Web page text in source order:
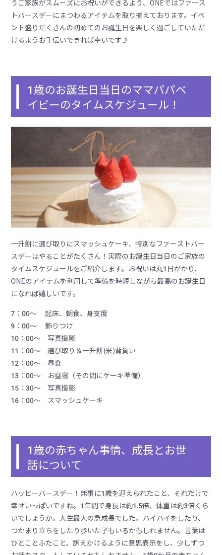
うご家族がスムーズにお祝いができるよう、ONEではファース
トバースデーにまつわるアイテムを取り揃えております。イベ
ント盛りだくさんの初めてのお誕生日を楽しく過ごしていただ
けるようお手伝いできれば幸いです♪
1歳のお誕生日当日のママパパベ
イビーのタイムスケジュール！
一升餅に選び取りにスマッシュケーキ、特別なファーストバー
スデーはやることがたくさん！実際のお誕生日当日のご家族の
タイムスケジュールをご紹介します。お祝いは丸1日がかり、
ONEのアイテムを利用して準備を時短しながら最高のお誕生日
になれば嬉しいです。
7：00～ 起床、朝食、身支度
9：00～ 飾りつけ
10：00～ 写真撮影
11：00～ 選び取り＆一升餅(米)背負い
12：00～ 昼食
13：00～ お昼寝（その間にケーキ準備）
15：30～ 写真撮影
16：00～ スマッシュケーキ
1歳の赤ちゃん事情、成長とお世
話について
ハッピーバースデー！無事に1歳を迎えられたこと、それだけで
幸せいっぱいですね。1年間で身長は約1.5倍、体重は約3倍くら
いでしょうか。人生最大の急成長でした。ハイハイをしたり、
つかまり立ちをしたり歩いた子もいるかもしれません。言葉は
ひとことふたこと、訴えかけるように意思表示をし、少しずつ